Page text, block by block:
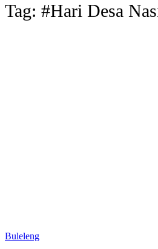
Tag: #Hari Desa
Buleleng